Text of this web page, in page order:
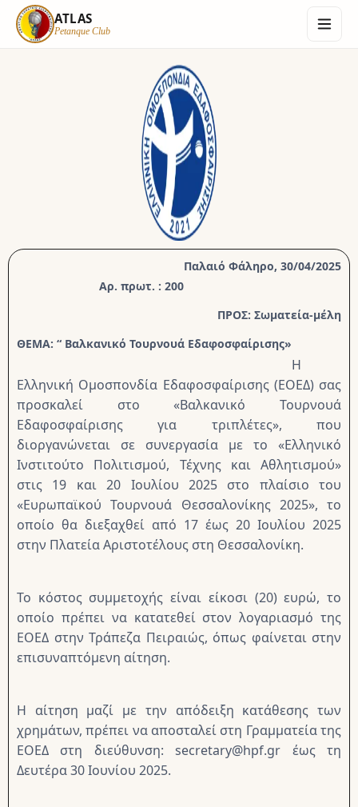
ATLAS
Petanque Club
Informations
Ανασκόπηση Χρονιάς
Επικοινωνία
Login
Παλαιό Φάληρο, 30/04/2025
Αρ. πρωτ. : 200
ΠΡΟΣ: Σωματεία-μέλη
ΘΕΜΑ: “ Βαλκανικό Τουρνουά Εδαφοσφαίρισης»
Η
Ελληνική Ομοσπονδία Εδαφοσφαίρισης (ΕΟΕΔ) σας
προσκαλεί στο «Βαλκανικό Τουρνουά
Εδαφοσφαίρισης για τριπλέτες», που
διοργανώνεται σε συνεργασία με το «Ελληνικό
Ινστιτούτο Πολιτισμού, Τέχνης και Αθλητισμού»
στις 19 και 20 Ιουλίου 2025 στο πλαίσιο του
«Ευρωπαϊκού Τουρνουά Θεσσαλονίκης 2025», το
οποίο θα διεξαχθεί από 17 έως 20 Ιουλίου 2025
στην Πλατεία Αριστοτέλους στη Θεσσαλονίκη.
Το κόστος συμμετοχής είναι είκοσι (20) ευρώ, το
οποίο πρέπει να κατατεθεί στον λογαριασμό της
ΕΟΕΔ στην Τράπεζα Πειραιώς, όπως φαίνεται στην
επισυναπτόμενη αίτηση.
Η αίτηση μαζί με την απόδειξη κατάθεσης των
χρημάτων, πρέπει να αποσταλεί στη Γραμματεία της
ΕΟΕΔ στη διεύθυνση: secretary@hpf.gr έως τη
Δευτέρα 30 Ιουνίου 2025.